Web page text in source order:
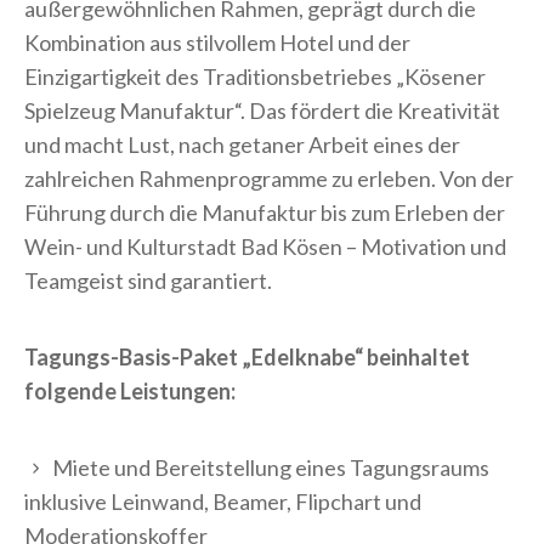
außergewöhnlichen Rahmen, geprägt durch die
Kombination aus stilvollem Hotel und der
Einzigartigkeit des Traditionsbetriebes „Kösener
Spielzeug Manufaktur“. Das fördert die Kreativität
und macht Lust, nach getaner Arbeit eines der
zahlreichen Rahmenprogramme zu erleben. Von der
Führung durch die Manufaktur bis zum Erleben der
Wein- und Kulturstadt Bad Kösen – Motivation und
Teamgeist sind garantiert.
Tagungs-Basis-Paket „Edelknabe“ beinhaltet
folgende Leistungen:
Miete und Bereitstellung eines Tagungsraums
inklusive Leinwand, Beamer, Flipchart und
Moderationskoffer